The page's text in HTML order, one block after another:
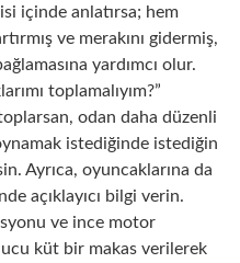
içinde anlatırsa; hem
ve merakını gidermiş,
yardımcı olur.
toplamalıyım?”
odan daha düzenli
istediğinde istediğin
Ayrıca, oyuncaklarına da
açıklayıcı bilgi verin.
ve ince motor
küt bir makas verilerek